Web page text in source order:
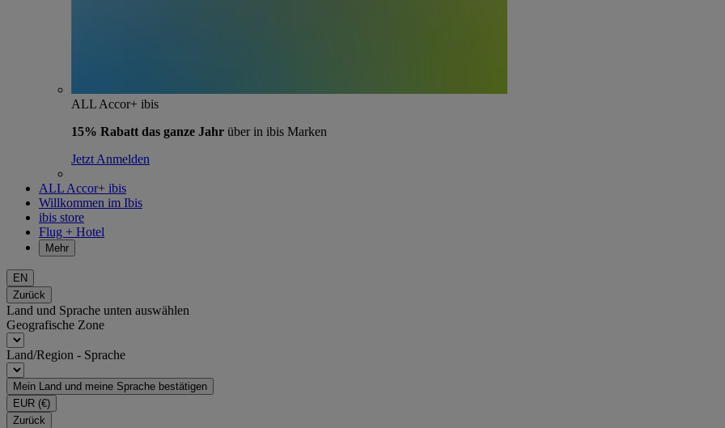
ALL Accor+ ibis
15% Rabatt das ganze Jahr über in ibis Marken
Jetzt Anmelden
ALL Accor+ ibis
Willkommen im Ibis
ibis store
Flug + Hotel
Mehr
EN
Zurück
Land und Sprache unten auswählen
Geografische Zone
Land/Region - Sprache
Mein Land und meine Sprache bestätigen
EUR (€)
Zurück